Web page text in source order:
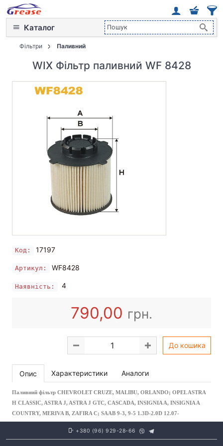
Каталог
Фільтри Паливний
WIX Фільтр паливний WF 8428
Код: 17197
Артикул: WF8428
Наявність: 4
790,00 грн.
До кошика
Опис Характеристики Аналоги
Паливний фільтр CHEVROLET CRUZE, MALIBU, ORLANDO; OPEL ASTRA
H CLASSIC, ASTRA J, ASTRA J GTC, CASCADA, INSIGNIA A, INSIGNIA A
COUNTRY, MERIVA B, ZAFIRA C; SAAB 9-3, 9-5 1.3D-2.0D 12.07-
+380 (96) 929-28-66